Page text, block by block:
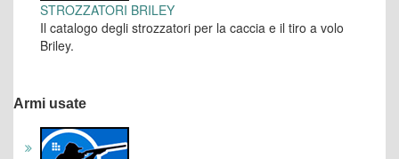
STROZZATORI BRILEY
Il catalogo degli strozzatori per la caccia e il tiro a volo
Briley.
Armi usate